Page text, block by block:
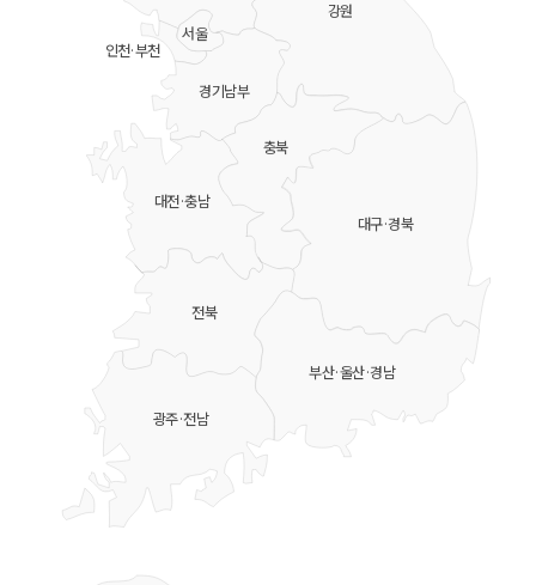
강원
충북
대전·충남
대구·경북
부산·울산·경남
전북
광주·전남
경기남부
서울
인천·부천